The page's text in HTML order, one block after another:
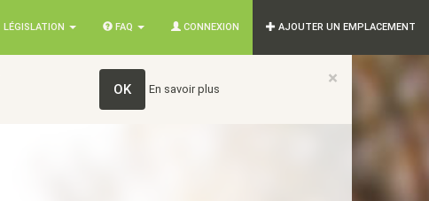
LÉGISLATION FAQ CONNEXION AJOUTER UN EMPLACEMENT
×
OK En savoir plus